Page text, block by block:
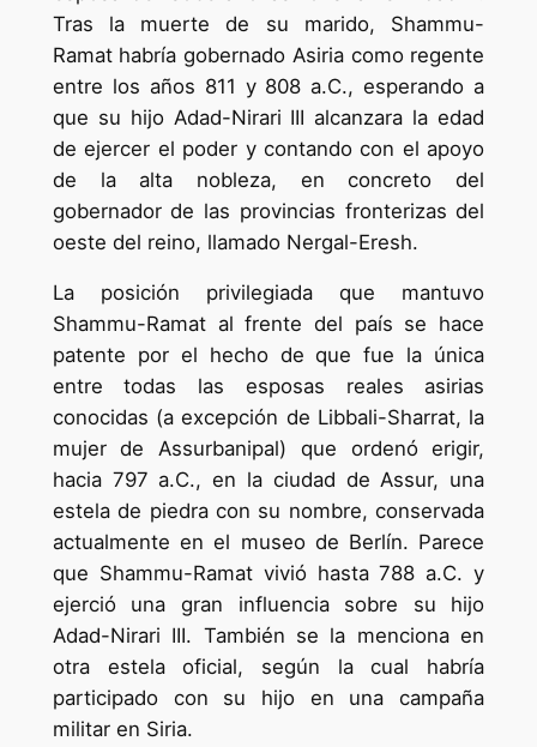
Tras la muerte de su marido, Shammu-
Ramat habría gobernado Asiria como regente
entre los años 811 y 808 a.C., esperando a
que su hijo Adad-Nirari III alcanzara la edad
de ejercer el poder y contando con el apoyo
de la alta nobleza, en concreto del
gobernador de las provincias fronterizas del
oeste del reino, llamado Nergal-Eresh.
La posición privilegiada que mantuvo
Shammu-Ramat al frente del país se hace
patente por el hecho de que fue la única
entre todas las esposas reales asirias
conocidas (a excepción de Libbali-Sharrat, la
mujer de Assurbanipal) que ordenó erigir,
hacia 797 a.C., en la ciudad de Assur, una
estela de piedra con su nombre, conservada
actualmente en el museo de Berlín. Parece
que Shammu-Ramat vivió hasta 788 a.C. y
ejerció una gran influencia sobre su hijo
Adad-Nirari III. También se la menciona en
otra estela oficial, según la cual habría
participado con su hijo en una campaña
militar en Siria.